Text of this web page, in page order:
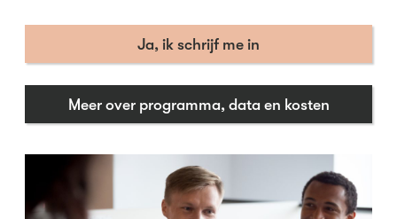
Ja, ik schrijf me in
Meer over programma, data en kosten